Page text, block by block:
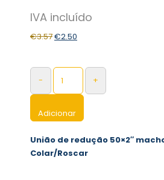
€3.57€2.50
- +
Adicionar
União de redução 50×2″
Colar/Roscar